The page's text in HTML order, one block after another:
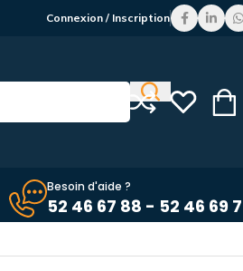
Connexion / Inscription
Besoin d'aide ?
52 46 67 88 - 52 46 69